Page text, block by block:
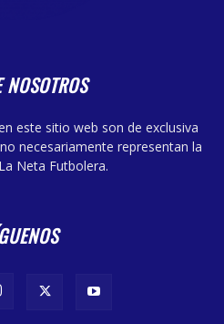
NOSOTROS
este sitio web son de exclusiva
necesariamente representan la
Neta Futbolera.